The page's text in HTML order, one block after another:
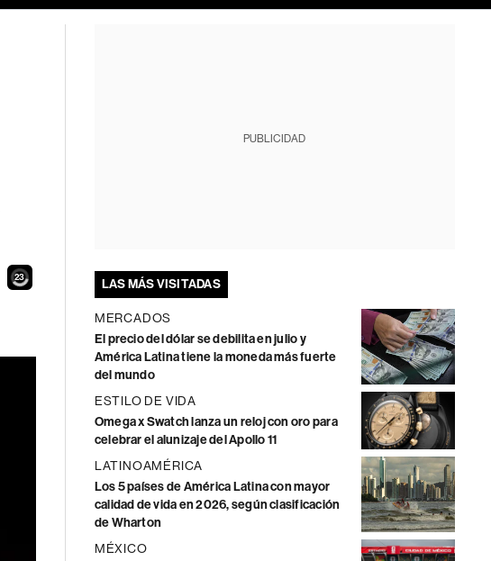
22
PUBLICIDAD
LAS MÁS VISITADAS
MERCADOS
El precio del dólar se debilita en julio y
América Latina tiene la moneda más fuerte
del mundo
ESTILO DE VIDA
Omega x Swatch lanza un reloj con oro para
celebrar el alunizaje del Apollo 11
LATINOAMÉRICA
Los 5 países de América Latina con mayor
calidad de vida en 2026, según clasificación
de Wharton
MÉXICO